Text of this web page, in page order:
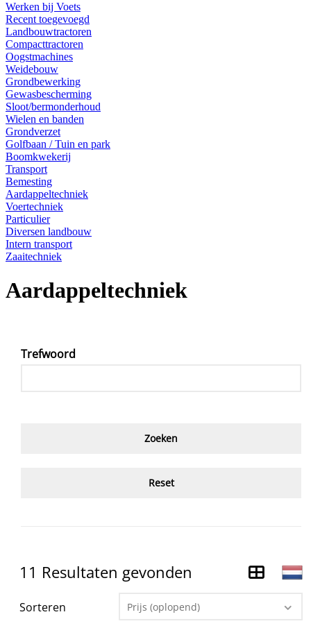
Werken bij Voets
Recent toegevoegd
Landbouwtractoren
Compacttractoren
Oogstmachines
Weidebouw
Grondbewerking
Gewasbescherming
Sloot/bermonderhoud
Wielen en banden
Grondverzet
Golfbaan / Tuin en park
Boomkwekerij
Transport
Bemesting
Aardappeltechniek
Voertechniek
Particulier
Diversen landbouw
Intern transport
Zaaitechniek
Aardappeltechniek
Trefwoord
Reset
11 Resultaten gevonden
Sorteren Prijs (oplopend)